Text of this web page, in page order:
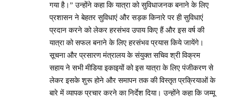
गया है।” उन्होंने कहा कि यात्रा को सुविधाजनक बनाने के लिए
प्रशासन ने बेहतर सुविधाएं और सड़क किनारे पर ही सुविधाएं
प्रदान करने को लेकर हरसंभव उपाय किए हैं और इस वर्ष की
यात्रा को सफल बनाने के लिए हरसंभव प्रयास किये जायेंगे।
सूचना और प्रसारण मंत्रालय के संयुक्त सचिव श्री विक्रम
सहाय ने सभी मीडिया इकाइयों को इस यात्रा के लिए पंजीकरण से
लेकर इसके शुरू होने और समापन तक की विस्तृत प्रक्रियाओं के
बारे में व्यापक प्रचार करने का निर्देश दिया। उन्होंने कहा कि जम्मू